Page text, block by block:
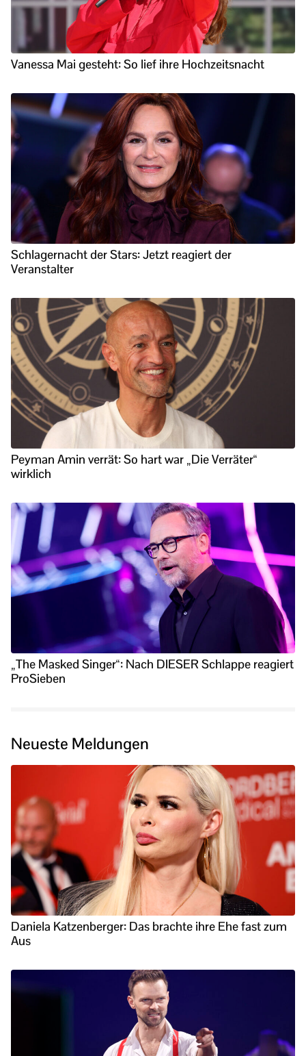
Vanessa Mai gesteht: So lief ihre Hochzeitsnacht
Schlagernacht der Stars: Jetzt reagiert der
Veranstalter
Peyman Amin verrät: So hart war „Die Verräter“
wirklich
„The Masked Singer“: Nach DIESER Schlappe reagiert
ProSieben
Neueste Meldungen
Daniela Katzenberger: Das brachte ihre Ehe fast zum
Aus